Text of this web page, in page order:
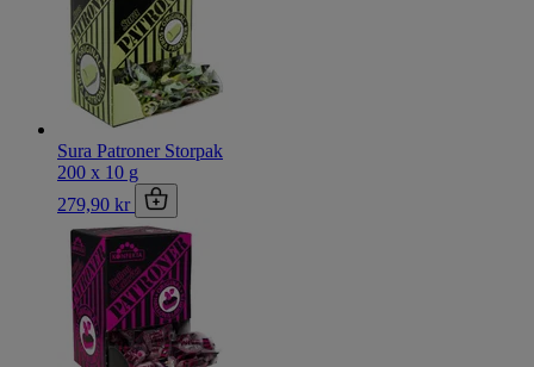
Sura Patroner Storpak
200 x 10 g
279,90 kr